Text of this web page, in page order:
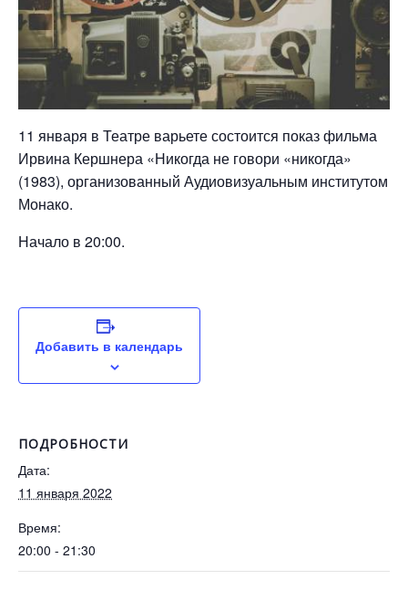
11 января в Театре варьете состоится показ фильма
Ирвина Кершнера «Никогда не говори «никогда»
(1983), организованный Аудиовизуальным институтом
Монако.
Начало в 20:00.
Добавить в календарь
ПОДРОБНОСТИ
Дата:
11 января 2022
Время:
20:00 - 21:30